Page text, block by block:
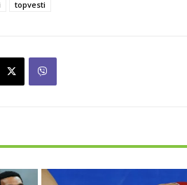
topvesti